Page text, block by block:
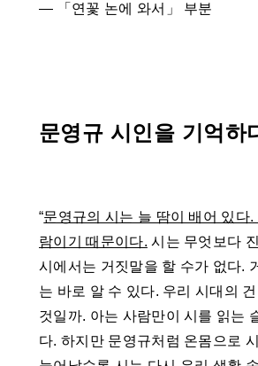
― 「연꽃 논에 와서」 부분
문영규 시인을 기억하
“문영규의 시는 늘 땀이 배어 있다
람이기 때문이다. 시는 무엇보다
시에서는 거짓말을 할 수가 없다.
는 바로 알 수 있다. 우리 시대의
것일까. 아는 사람만이 시를 읽는
다. 하지만 문영규처럼 온몸으로